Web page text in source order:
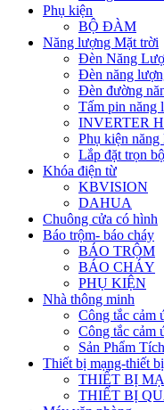
Phụ kiện
BỘ ĐÀM
Năng lượng Mặt trời
Đèn Năng
Đèn năng
Đèn đường
Tấm pin năng
INVERTER
Phụ kiện
Lắp đặt trọn
Khóa điện từ
KBVISION
DAHUA
Chuông cửa có hình
Báo trộm- báo cháy
BÁO TRỘM
BÁO CHÁY
PHỤ KIỆN
Nhà thông minh
Công tắc cảm
Công tắc cảm
Sản Phẩm
Thiết bị mạng-thiết
THIẾT BỊ
THIẾT BỊ